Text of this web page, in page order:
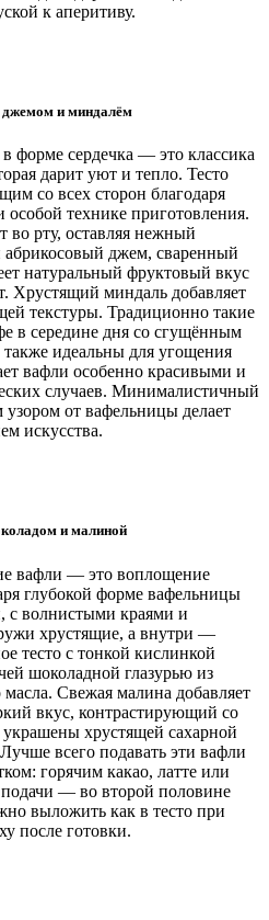
к аперитиву.
и миндалём
форме сердечка — это классика
дарит уют и тепло. Тесто
со всех сторон благодаря
технике приготовления.
во рту, оставляя нежный
джем, сваренный
натуральный фруктовый вкус
Хрустящий миндаль добавляет
текстуры. Традиционно такие
в середине дня со сгущённым
идеальны для угощения
вафли особенно красивыми и
случаев. Минималистичный
от вафельницы делает
искусства.
и малиной
вафли — это воплощение
глубокой форме вафельницы
с волнистыми краями и
хрустящие, а внутри —
тесто с тонкой кислинкой
шоколадной глазурью из
Свежая малина добавляет
вкус, контрастирующий со
хрустящей сахарной
всего подавать эти вафли
горячим какао, латте или
— во второй половине
выложить как в тесто при
после готовки.